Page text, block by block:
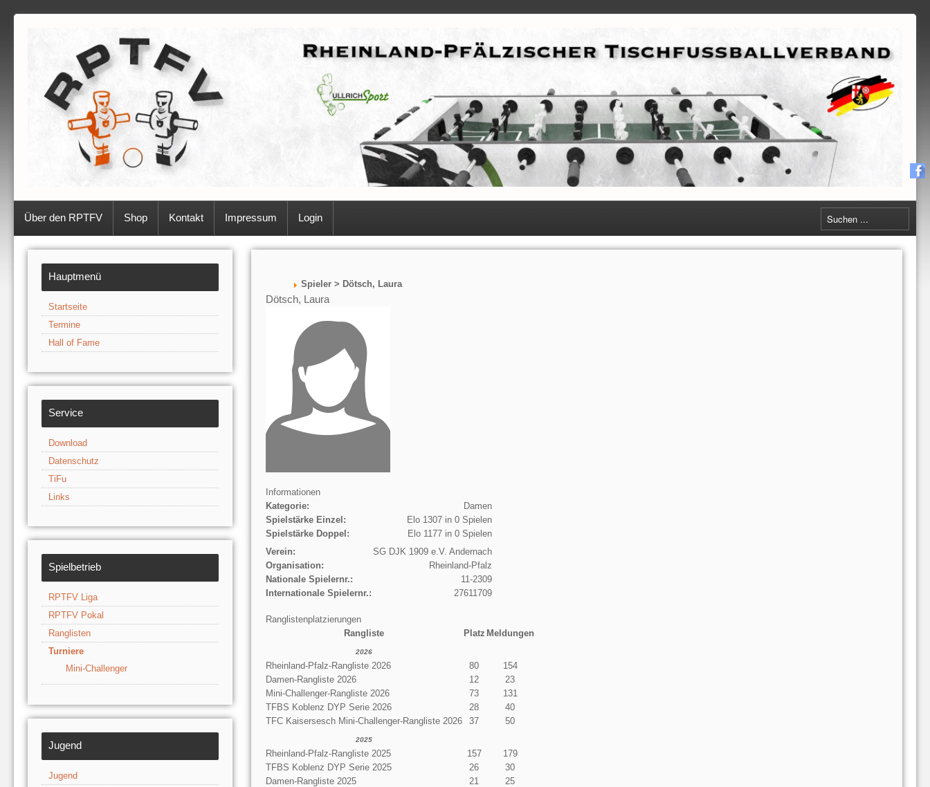
Über den RPTFV Shop Kontakt Impressum Login
Hauptmenü
Startseite
Termine
Hall of Fame
Service
Download
Datenschutz
TiFu
Links
Spielbetrieb
RPTFV Liga
RPTFV Pokal
Ranglisten
Turniere
Mini-Challenger
Jugend
Jugend
Spieler > Dötsch, Laura
Dötsch, Laura
Informationen
Kategorie:
Damen
Spielstärke Einzel:
Elo 1307 in 0 Spielen
Spielstärke Doppel:
Elo 1177 in 0 Spielen
Verein:
SG DJK 1909 e.V. Andernach
Organisation:
Rheinland-Pfalz
Nationale Spielernr.:
11-2309
Internationale Spielernr.:
27611709
Ranglistenplatzierungen
Rangliste
Platz Meldungen
2026
Rheinland-Pfalz-Rangliste 2026 80
154
Damen-Rangliste 2026
12
23
Mini-Challenger-Rangliste 2026
73
131
TFBS Koblenz DYP Serie 2026
28
40
TFC Kaisersesch Mini-Challenger-Rangliste 2026
37 50
2025
Rheinland-Pfalz-Rangliste 2025 157
179
TFBS Koblenz DYP Serie 2025
26
30
Damen-Rangliste 2025
21
25